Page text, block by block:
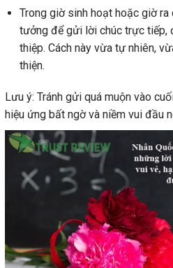
Trong giờ sinh hoạt hoặc giờ
tưởng để gửi lời chúc trực tiếp,
thiệp. Cách này vừa tự nhiên,
thiện.
Lưu ý: Tránh gửi quá muộn vào
hiệu ứng bất ngờ và niềm vui đầu